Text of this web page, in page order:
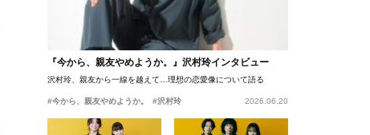
『今から、親友やめようか。』沢村玲インタビュー
沢村玲、親友から一線を越えて…理想の恋愛像について語る
#今から、親友やめようか。 #沢村玲 2026.06.20